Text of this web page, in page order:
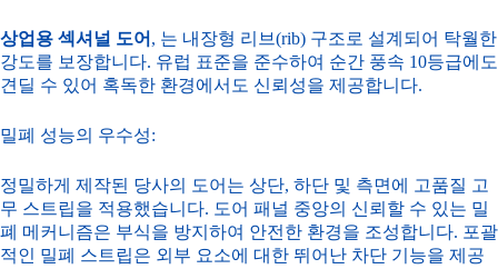
상업용 섹셔널 도어 , 는 내장형 리브(rib) 구조로 설계되어 탁월한
강도를 보장합니다. 유럽 표준을 준수하여 순간 풍속 10등급에도
견딜 수 있어 혹독한 환경에서도 신뢰성을 제공합니다.
밀폐 성능의 우수성:
정밀하게 제작된 당사의 도어는 상단, 하단 및 측면에 고품질 고
무 스트립을 적용했습니다. 도어 패널 중앙의 신뢰할 수 있는 밀
폐 메커니즘은 부식을 방지하여 안전한 환경을 조성합니다. 포괄
적인 밀폐 스트립은 외부 요소에 대한 뛰어난 차단 기능을 제공